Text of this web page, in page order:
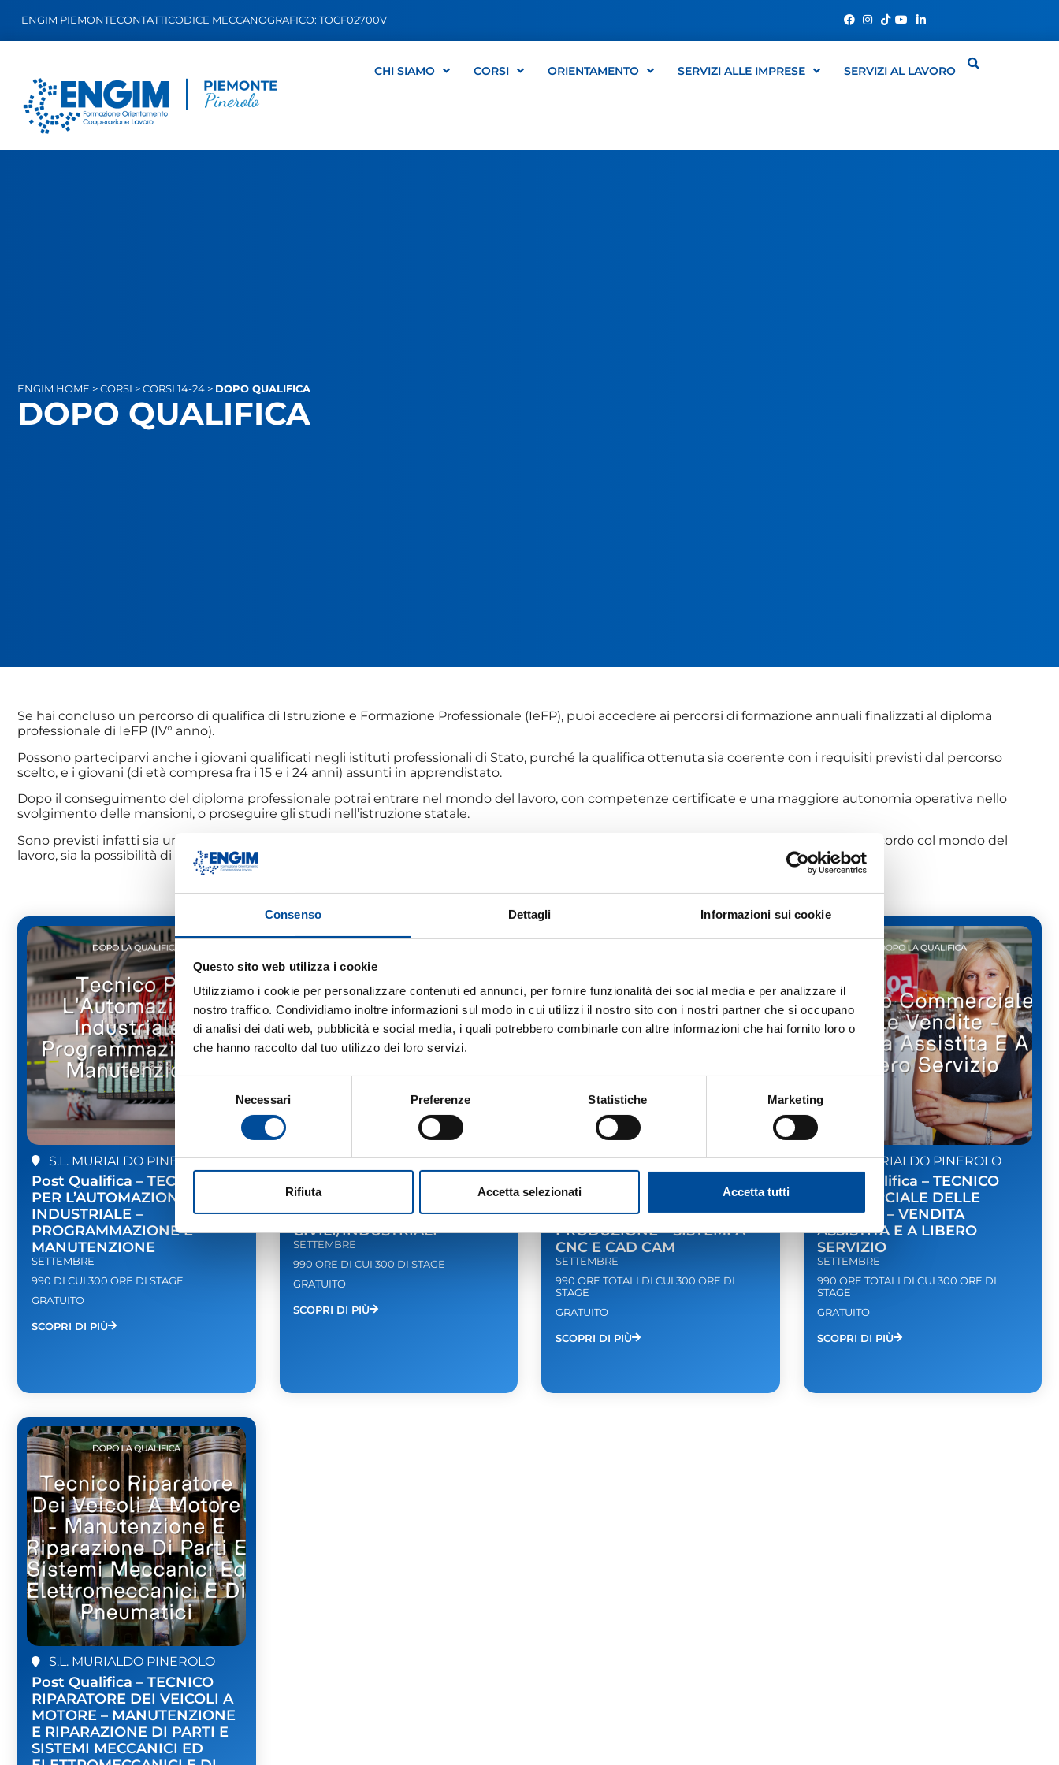
Consenso Dettagli Informazioni sui cookie
Questo sito web utilizza i cookie
Utilizziamo i cookie per personalizzare contenuti ed annunci, per fornire funzionalità dei social media e per analizzare il
nostro traffico. Condividiamo inoltre informazioni sul modo in cui utilizzi il nostro sito con i nostri partner che si occupano
di analisi dei dati web, pubblicità e social media, i quali potrebbero combinarle con altre informazioni che hai fornito loro o
che hanno raccolto dal tuo utilizzo dei loro servizi.
del
consenso
Necessari Preferenze Statistiche Marketing
Rifiuta Accetta selezionati Accetta tutti
ENGIM PIEMONTECONTATTICODICE MECCANOGRAFICO: TOCF02700V
CHI SIAMO CORSI ORIENTAMENTO SERVIZI ALLE IMPRESE SERVIZI AL LAVORO
ENGIM HOME > CORSI > CORSI 14-24 > DOPO QUALIFICA
DOPO QUALIFICA
Se hai concluso un percorso di qualifica di Istruzione e Formazione Professionale (IeFP), puoi accedere ai percorsi di formazione annuali finalizzati al diploma
professionale di IeFP (IV° anno).
Possono parteciparvi anche i giovani qualificati negli istituti professionali di Stato, purché la qualifica ottenuta sia coerente con i requisiti previsti dal percorso
scelto, e i giovani (di età compresa fra i 15 e i 24 anni) assunti in apprendistato.
Dopo il conseguimento del diploma professionale potrai entrare nel mondo del lavoro, con competenze certificate e una maggiore autonomia operativa nello
svolgimento delle mansioni, o proseguire gli studi nell’istruzione statale.
Sono previsti infatti sia un approfondimento del settore, con la presenza di consulenti aziendali del territorio per garantire un maggior raccordo col mondo del
lavoro, sia la possibilità di conseguire certificazioni aggiuntive per migliorare la propria professionalità.
S.L. MURIALDO PINEROLO
Post Qualifica – TECNICO
PER L’AUTOMAZIONE
INDUSTRIALE –
PROGRAMMAZIONE E
MANUTENZIONE
SETTEMBRE
990 DI CUI 300 ORE DI STAGE
GRATUITO
SCOPRI DI PIÙ
S.L. MURIALDO PINEROLO
ELETTRICO – IMPIANTI
ELETTRICI
CIVILI/INDUSTRIALI
SETTEMBRE
990 ORE DI CUI 300 DI STAGE
GRATUITO
SCOPRI DI PIÙ
S.L. MURIALDO PINEROLO
PER LA PROGRAMMAZIONE
E GESTIONE DI IMPIANTI DI
PRODUZIONE – SISTEMI A
CNC E CAD CAM
SETTEMBRE
990 ORE TOTALI DI CUI 300 ORE DI
STAGE
GRATUITO
SCOPRI DI PIÙ
S.L. MURIALDO PINEROLO
Post Qualifica – TECNICO
COMMERCIALE DELLE
VENDITE – VENDITA
ASSISTITA E A LIBERO
SERVIZIO
SETTEMBRE
990 ORE TOTALI DI CUI 300 ORE DI
STAGE
GRATUITO
SCOPRI DI PIÙ
S.L. MURIALDO PINEROLO
Post Qualifica – TECNICO
RIPARATORE DEI VEICOLI A
MOTORE – MANUTENZIONE
E RIPARAZIONE DI PARTI E
SISTEMI MECCANICI ED